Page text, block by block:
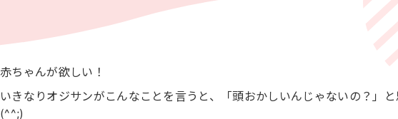
赤ちゃんが欲しい！
いきなりオジサンがこんなことを言うと、「頭おかしいんじゃないの？」
(^^;)